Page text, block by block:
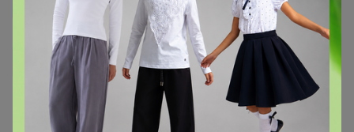
Гений СП
41 3